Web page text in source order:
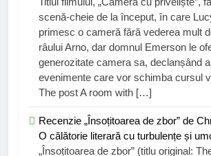
scenă-cheie de la început, în care
primesc o cameră fără vederea mult
râului Arno, dar domnul Emerson le
generozitate camera sa, declanșând
evenimente care vor schimba cursul
The post A room with […]
Recenzie „Însoțitoarea de zbor” de
O călătorie literară cu turbulențe și
„Însoțitoarea de zbor” (titlu original: